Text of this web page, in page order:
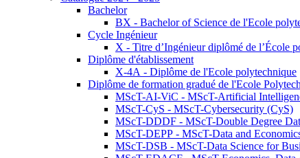
Bachelor
BX - Bachelor of Science de l'Ecole
Cycle Ingénieur
X - Titre d’Ingénieur diplômé de l’École
Diplôme d'établissement
X-4A - Diplôme de l'Ecole polytechnique
Diplôme de formation gradué de l'Ecole
MScT-AI-ViC - MScT-Artificial
MScT-CyS - MScT-Cybersecurity (CyS)
MScT-DDDF - MScT-Double Degree
MScT-DEPP - MScT-Data and
MScT-DSB - MScT-Data Science for